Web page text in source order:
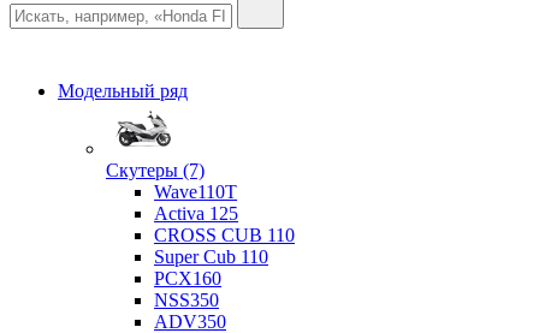
Модельный ряд
Скутеры (7)
Wave110T
Activa 125
CROSS CUB 110
Super Cub 110
PCX160
NSS350
ADV350